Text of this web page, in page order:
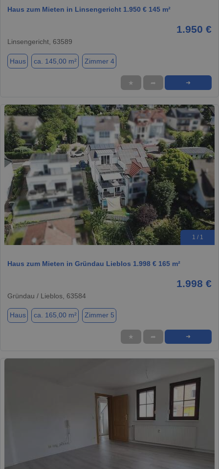
Haus zum Mieten in Linsengericht 1.950 € 145 m²
1.950 €
Linsengericht, 63589
Haus ca. 145,00 m² Zimmer 4
★ ➦ ➜
1 / 1
Haus zum Mieten in Gründau Lieblos 1.998 € 165 m²
1.998 €
Gründau / Lieblos, 63584
Haus ca. 165,00 m² Zimmer 5
★ ➦ ➜